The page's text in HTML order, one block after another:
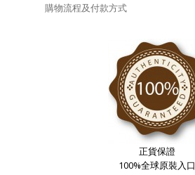
購物流程及付款方式
正貨保證
100%全球原裝入口